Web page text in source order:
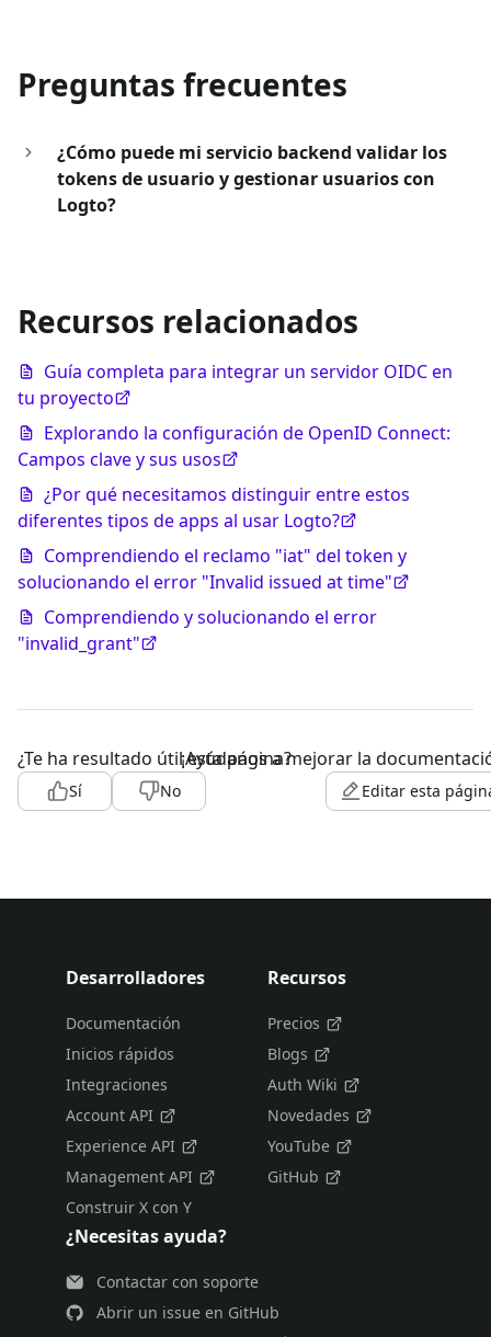
Preguntas frecuentes
¿Cómo puede mi servicio backend validar los
tokens de usuario y gestionar usuarios con
Logto?
Recursos relacionados
Guía completa para integrar un servidor OIDC en
tu proyecto
Explorando la configuración de OpenID Connect:
Campos clave y sus usos
¿Por qué necesitamos distinguir entre estos
diferentes tipos de apps al usar Logto?
Comprendiendo el reclamo "iat" del token y
solucionando el error "Invalid issued at time"
Comprendiendo y solucionando el error
"invalid_grant"
¿Te ha resultado útil esta página?
Sí No
¡Ayúdanos a mejorar la
Editar esta
Desarrolladores
Documentación
Inicios rápidos
Integraciones
Account API
Experience API
Management API
Construir X con Y
Recursos
Precios
Blogs
Auth Wiki
Novedades
YouTube
GitHub
¿Necesitas ayuda?
Contactar con soporte
Abrir un issue en GitHub